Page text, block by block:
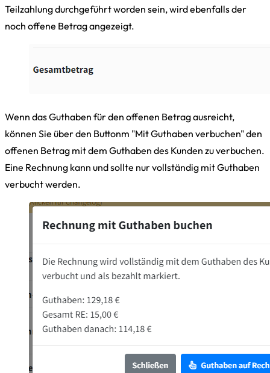
Teilzahlung durchgeführt worden sein, wird ebenfalls der
noch offene Betrag angezeigt.
Wenn das Guthaben für den offenen Betrag ausreicht,
können Sie über den Buttonm "Mit Guthaben verbuchen" den
offenen Betrag mit dem Guthaben des Kunden zu verbuchen.
Eine Rechnung kann und sollte nur vollständig mit Guthaben
verbucht werden.